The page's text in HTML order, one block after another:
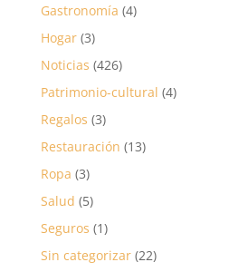
Gastronomía (4)
Hogar(3)
Noticias (426)
Patrimonio-cultural (4)
Regalos (3)
Restauración (13)
Ropa (3)
Salud (5)
Seguros (1)
Sin categorizar(22)